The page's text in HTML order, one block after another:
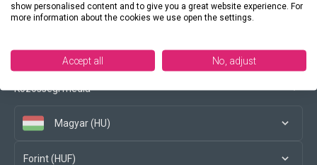
Közösségi média
Magyar (HU)
Forint (HUF)
show personalised content and to give you a great website experience. For
more information about the cookies we use open the settings.
Accept all No, adjust